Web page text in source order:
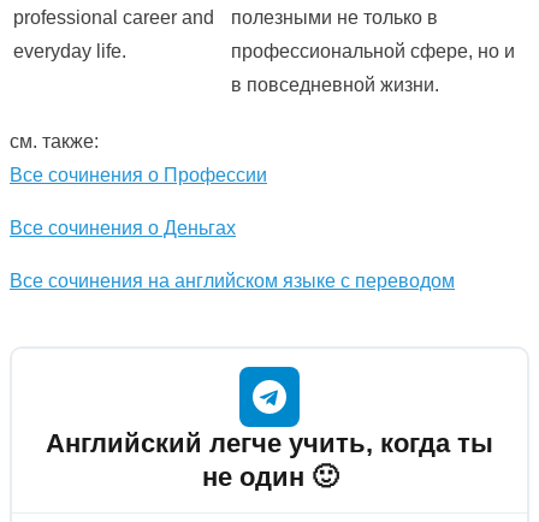
professional career and
everyday life.
полезными не только в
профессиональной сфере, но и
в повседневной жизни.
см. также:
Все сочинения о Профессии
Все сочинения о Деньгах
Все сочинения на английском языке с переводом
Английский легче учить, когда ты
не один 🙂